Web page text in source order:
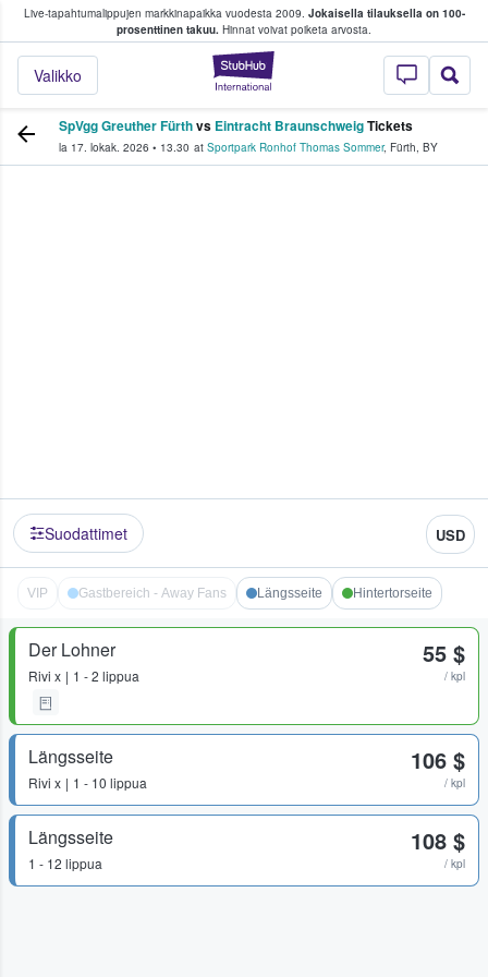
Live-tapahtumalippujen markkinapaikka vuodesta 2009. Jokaisella tilauksella on 100-
prosenttinen takuu. Hinnat voivat poiketa arvosta.
StubHub -
Valikko
fanit ostavat ja myyvät lippuja
SpVgg Greuther Fürthvs Eintracht BraunschweigTickets
la 17. lokak. 2026 • 13.30 at Sportpark Ronhof Thomas Sommer, Fürth, BY
Suodattimet USD
VIP Gastbereich - Away Fans Längsseite Hintertorseite
Der Lohner
Rivi x 1 - 2 lippua
55 $
/ kpl
Längsseite
Rivi x 1 - 10 lippua
106 $
/ kpl
Längsseite
1 - 12 lippua
108 $
/ kpl